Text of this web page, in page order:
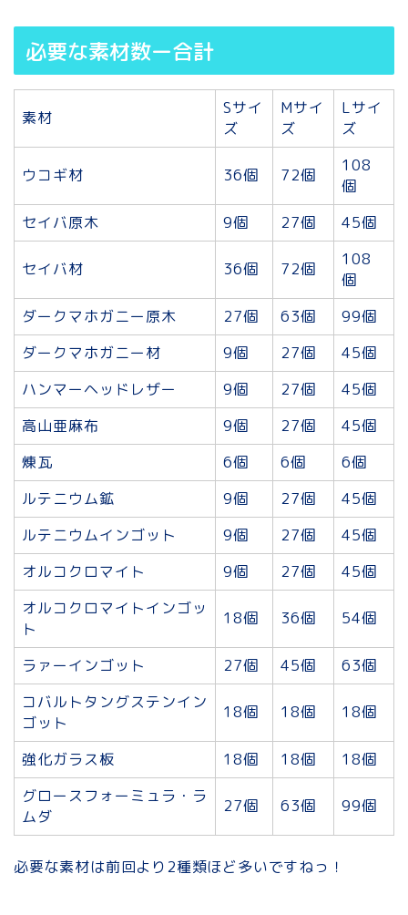
必要な素材数ー合計
素材
Sサイ
ズ
Mサイ
ズ
Lサイ
ズ
ウコギ材 36個 72個
108
個
セイバ原木
9個 27個 45個
セイバ材 36個 72個
108
個
ダークマホガニー原木
27個 63個
99個
ダークマホガニー材
9個 27個
45個
ハンマーヘッドレザー
9個 27個
45個
高山亜麻布
9個 27個
45個
煉瓦
6個 6個
6個
ルテニウム鉱
9個 27個
45個
ルテニウムインゴット
9個 27個
45個
オルコクロマイト
9個 27個
45個
オルコクロマイトインゴッ
ト
18個 36個 54個
ラァーインゴット 27個 45個
63個
コバルトタングステンイン
ゴット
18個 18個 18個
強化ガラス板 18個 18個
18個
グロースフォーミュラ・ラ
ムダ
27個 63個 99個
必要な素材は前回より2種類ほど多いですねっ！